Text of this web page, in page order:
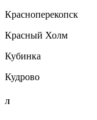
Красноперекопск
Красный Холм
Кубинка
Кудрово
Л